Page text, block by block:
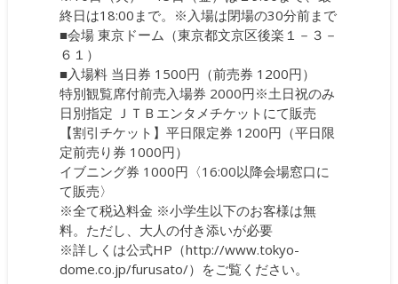
終日は18:00まで。※入場は閉場の30分前まで
■会場 東京ドーム（東京都文京区後楽１－３－
６１）
■入場料 当日券 1500円（前売券 1200円）
特別観覧席付前売入場券 2000円※土日祝のみ
日別指定 ＪＴＢエンタメチケットにて販売
【割引チケット】平日限定券 1200円（平日限
定前売り券 1000円）
イブニング券 1000円〈16:00以降会場窓口に
て販売〉
※全て税込料金 ※小学生以下のお客様は無
料。ただし、大人の付き添いが必要
※詳しくは公式HP（http://www.tokyo-
dome.co.jp/furusato/）をご覧ください。